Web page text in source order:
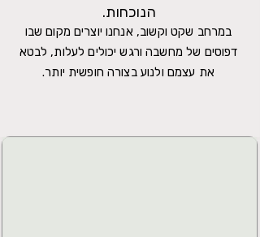
הנוכחות.
במרחב שקט וקשוב, אנחנו יוצרים מקום שבו
דפוסים של מחשבה ורגש יכולים לעלות, לבטא
את עצמם ולנוע בצורה חופשית יותר.